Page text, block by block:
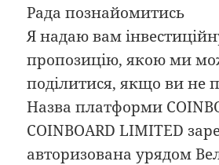
Рада познайомитись
Я надаю вам
пропозицію, якою ми
поділитися, якщо ви не
Назва платформи
COINBOARD LIMITED
авторизована урядом